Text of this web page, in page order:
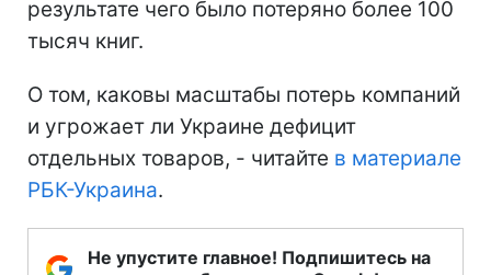
результате чего было потеряно более 100
тысяч книг.
О том, каковы масштабы потерь компаний
и угрожает ли Украине дефицит
отдельных товаров, - читайте в материале
РБК-Украина.
Не упустите главное! Подпишитесь на